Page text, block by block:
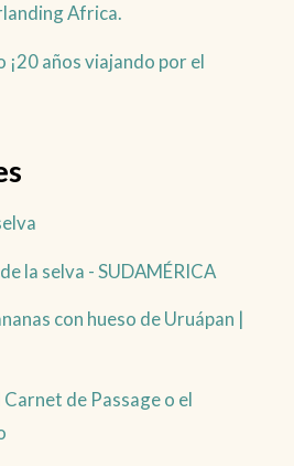
Africa.
años viajando por el
la selva - SUDAMÉRICA
con hueso de Uruápan |
de Passage o el